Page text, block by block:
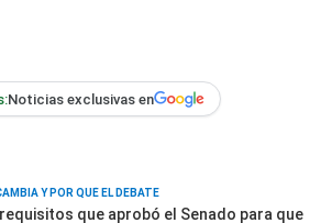
Noticias exclusivas en
Y POR QUÉ EL DEBATE
que aprobó el Senado para que